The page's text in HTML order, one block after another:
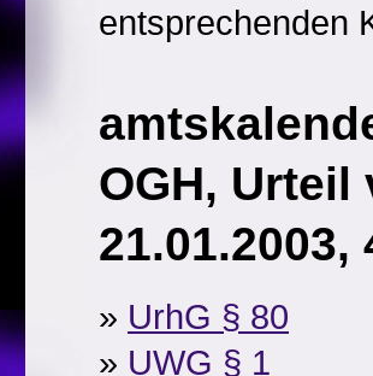
entsprechenden
OGH, Urteil
21.01.2003,
» UrhG § 80
» UWG § 1